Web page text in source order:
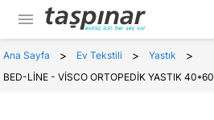
menu
Ana Sayfa > Ev Tekstili > Yastık >
BED-LİNE - VİSCO ORTOPEDİK YASTIK 40*60